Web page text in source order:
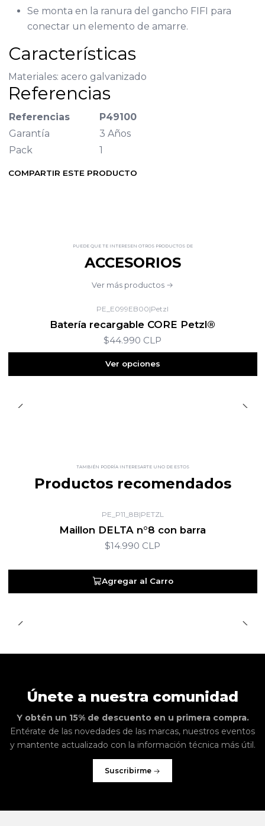
Se monta en la ranura del gancho FIFI para
conectar un elemento de amarre.
Características
Materiales: acero galvanizado
Referencias
Referencias
P49100
Garantía
3 Años
Pack
1
COMPARTIR ESTE PRODUCTO
PUEDE QUE TE INTERESEN OTROS PRODUCTOS DE
ACCESORIOS
Ver más productos
PE_E099EB00|Petzl
Batería recargable CORE Petzl®
$44.990 CLP
Ver opciones
TAMBIÉN PODRÍA INTERESARTE UNO DE ESTOS
Productos recomendados
PE_P11_8B|PETZL
Maillon DELTA n°8 con barra
$14.990 CLP
Agregar al Carro
Únete a nuestra comunidad
Y obtén un 15% de descuento en u primera compra.
Entérate de las novedades de las marcas, nuestros eventos
y mantente actualizado con la información técnica más útil.
Suscribirme